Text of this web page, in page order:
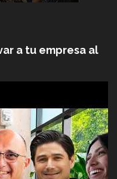
a tu empresa al